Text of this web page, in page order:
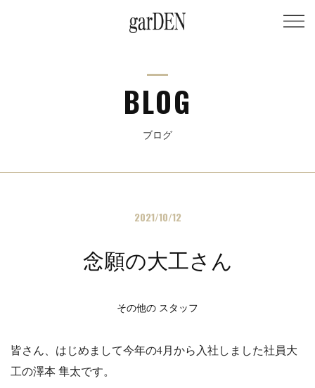
BLOG
ブログ
2021/10/12
念願の大工さん
その他の スタッフ
皆さん、はじめまして今年の4月から入社しました社員大
工の澤本 隼太です。